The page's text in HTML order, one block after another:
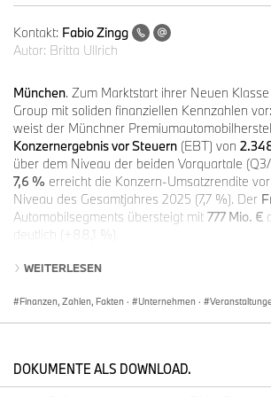
Kontakt: Fabio Zingg
Autor: Britta Ullrich
München. Zum Marktstart ihrer Neuen
Group mit soliden finanziellen Kennzahlen
weist der Münchner
Konzernergebnis vor Steuern (EBT) von
über dem Niveau der beiden Vorquartale
7,6 % erreicht die Konzern-Umsatzrendite
Niveau des Gesamtjahres 2025 (7,7 %). Der
Automobilsegments übersteigt mit 777 Mio. €
deutlich (+88,1 %).
Damit knüpft die BMW Group im
Performance im vergangenen Jahr an. Das
auf Erfolgskurs.
WEITERLESEN
Finanzen, Zahlen, Fakten · Unternehmen ·
DOKUMENTE ALS DOWNLOAD.